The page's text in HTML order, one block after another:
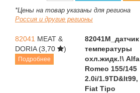
*Цены на товар указаны для региона
Россия и другие регионы
82041 MEAT &
DORIA (3,70 )
Подробнее
82041M_датчик
температуры
охл.жидк.!\ Alfa
Romeo 155/145
2.0i/1.9TD&lt99,
Fiat Tipo